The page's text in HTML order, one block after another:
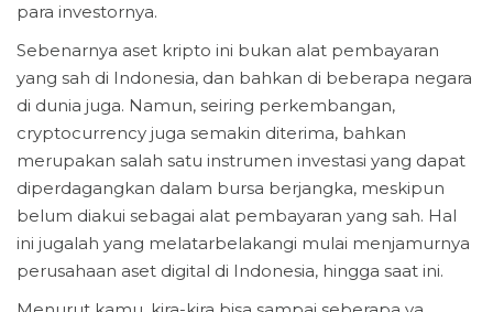
para investornya.
Sebenarnya aset kripto ini bukan alat pembayaran
yang sah di Indonesia, dan bahkan di beberapa negara
di dunia juga. Namun, seiring perkembangan,
cryptocurrency juga semakin diterima, bahkan
merupakan salah satu instrumen investasi yang dapat
diperdagangkan dalam bursa berjangka, meskipun
belum diakui sebagai alat pembayaran yang sah. Hal
ini jugalah yang melatarbelakangi mulai menjamurnya
perusahaan aset digital di Indonesia, hingga saat ini.